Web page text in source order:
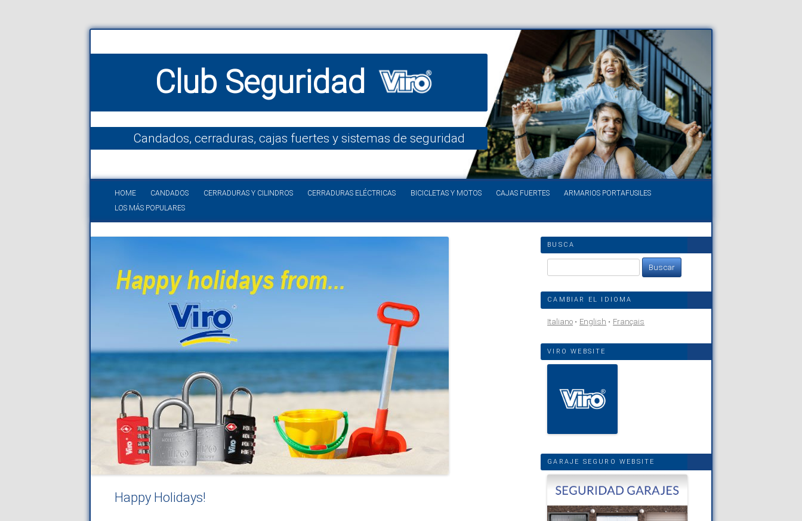
Club Seguridad
Candados, cerraduras, cajas fuertes y sistemas de seguridad
HOME CANDADOS CERRADURAS Y CILINDROS CERRADURAS ELÉCTRICAS BICICLETAS Y MOTOS CAJAS FUERTES
ARMARIOS PORTAFUSILES
LOS MÁS POPULARES
Happy Holidays!
BUSCA
CAMBIAR EL IDIOMA
Italiano English Français
VIRO WEBSITE
GARAJE SEGURO WEBSITE